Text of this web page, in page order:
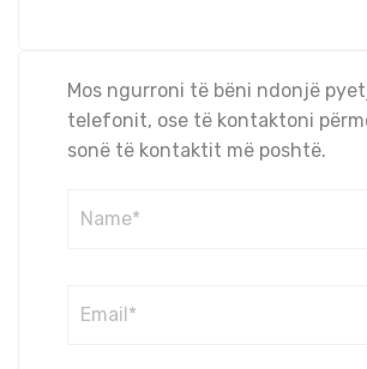
Mos ngurroni të bëni ndonjë
telefonit, ose të kontaktoni
sonë të kontaktit më poshtë.